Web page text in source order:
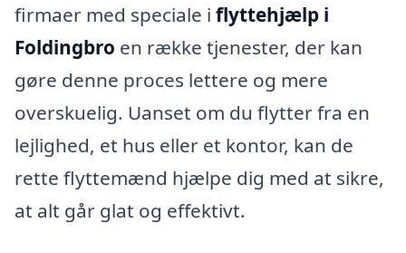
firmaer med speciale i flyttehjælp i
Foldingbro en række tjenester, der kan
gøre denne proces lettere og mere
overskuelig. Uanset om du flytter fra en
lejlighed, et hus eller et kontor, kan de
rette flyttemænd hjælpe dig med at sikre,
at alt går glat og effektivt.